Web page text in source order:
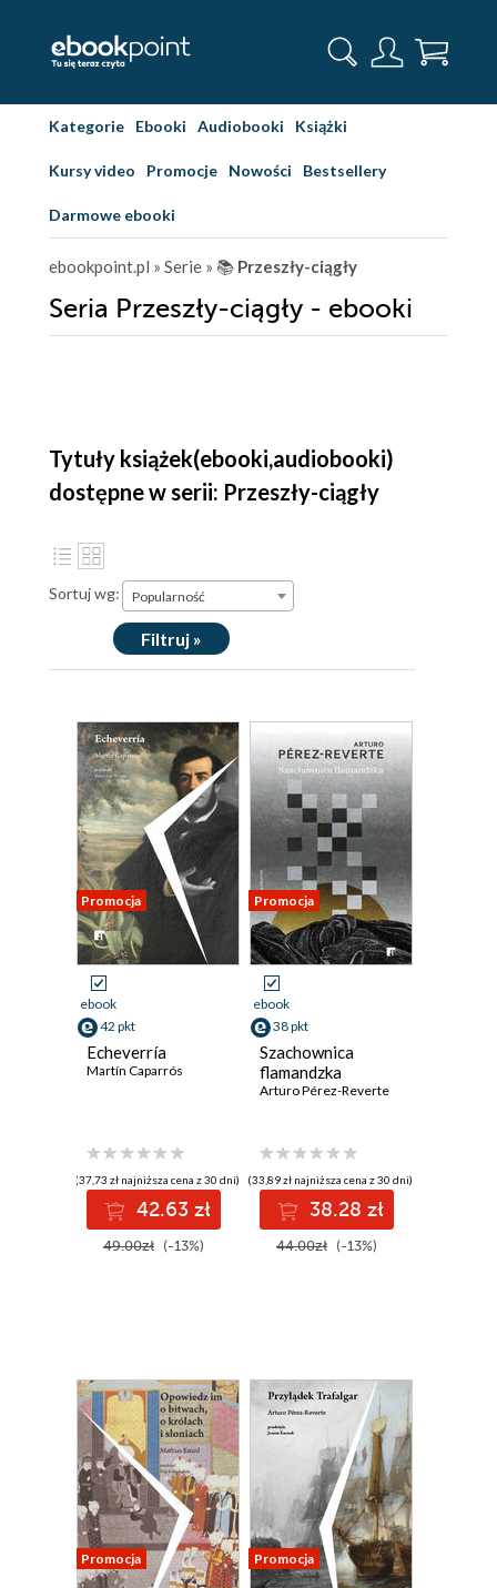
Kategorie Ebooki Audiobooki Książki
Kursy video Promocje Nowości Bestsellery
Darmowe ebooki
ebookpoint.pl » Serie » 📚 Przeszły-ciągły
Seria Przeszły-ciągły - ebooki
Tytuły książek(ebooki,audiobooki)
dostępne w serii: Przeszły-ciągły
Sortuj wg: Popularność
Filtruj »
Promocja
ebook
42 pkt
Echeverría
Martín Caparrós
(37,73 zł najniższa cena z 30 dni)
42.63 zł
49.00zł (-13%)
Promocja
ebook
38 pkt
Szachownica
flamandzka
Arturo Pérez-Reverte
(33,89 zł najniższa cena z 30 dni)
38.28 zł
44.00zł (-13%)
Promocja Promocja